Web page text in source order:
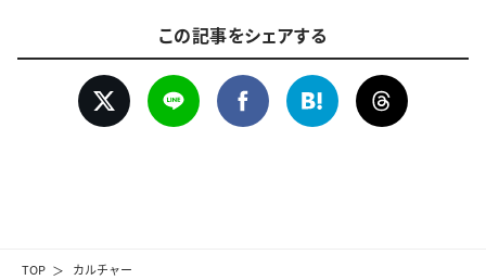
TOP カルチャー
この記事をシェアする